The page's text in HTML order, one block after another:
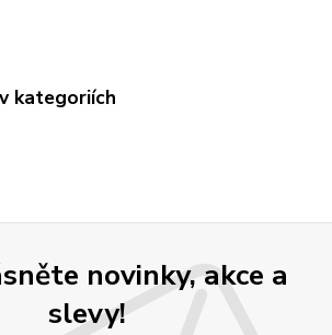
kategoriích
novinky, akce a
slevy!